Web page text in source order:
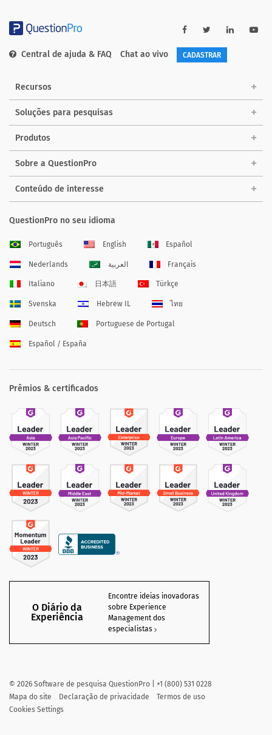
Central de ajuda & FAQ Chat ao vivo CADASTRAR
Recursos
Soluções para pesquisas
Produtos
Sobre a QuestionPro
Conteúdo de interesse
QuestionPro no seu idioma
Português English Español
Nederlands العربية Français
Italiano 日本語 Türkçe
Svenska Hebrew IL ไทย
Deutsch Portuguese de Portugal
Español / España
Prêmios & certificados
O Diário da
Experiência
Encontre ideias inovadoras
sobre Experience
Management dos
especialistas
© 2026 Software de pesquisa QuestionPro | +1 (800) 531 0228
Mapa do site
Declaração de privacidade
Termos de uso
Cookies Settings